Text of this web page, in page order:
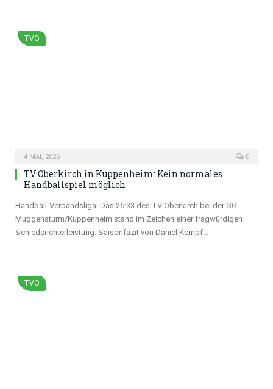
TVO
4 MAI, 2026 0
TV Oberkirch in Kuppenheim: Kein normales
Handballspiel möglich
Handball-Verbandsliga: Das 26:33 des TV Oberkirch bei der SG
Muggensturm/Kuppenheim stand im Zeichen einer fragwürdigen
Schiedsrichterleistung. Saisonfazit von Daniel Kempf…
TVO